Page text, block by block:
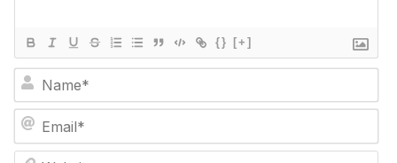
{} [+]
m
a